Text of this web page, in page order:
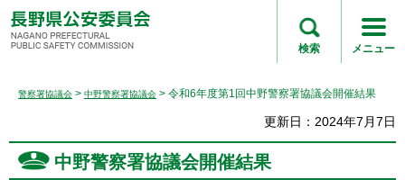
長野県公安委員会
NAGANO
COMMISSION
検索 メニュー
警察署協議会 > 中野警察署協議会 > 令和6年度第1回中野警察署協議会開催結果
更新日：2024年7月7日
中野警察署協議会開催結果